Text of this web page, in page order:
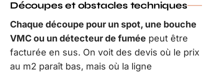
Découpes et obstacles techniques
Chaque découpe pour un spot, une bouche
VMC ou un détecteur de fumée peut être
facturée en sus. On voit des devis où le prix
au m2 paraît bas, mais où la ligne